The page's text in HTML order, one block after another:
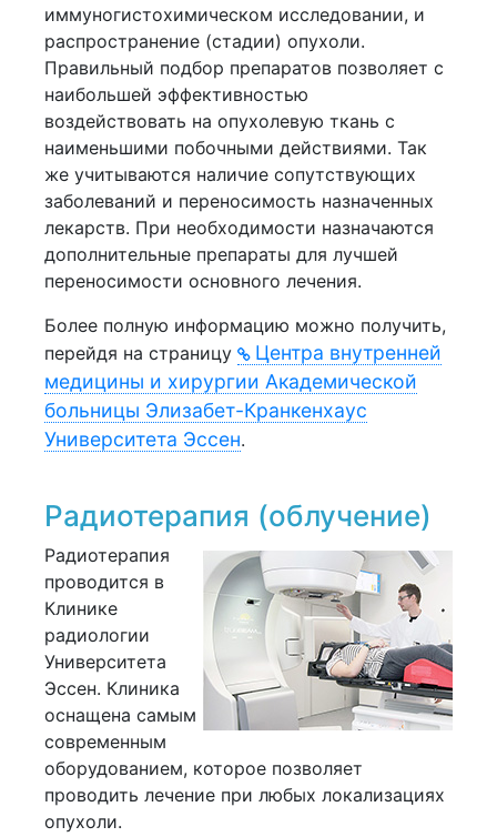
иммуногистохимическом исследовании, и
распространение (стадии) опухоли.
Правильный подбор препаратов позволяет с
наибольшей эффективностью
воздействовать на опухолевую ткань с
наименьшими побочными действиями. Так
же учитываются наличие сопутствующих
заболеваний и переносимость назначенных
лекарств. При необходимости назначаются
дополнительные препараты для лучшей
переносимости основного лечения.
Более полную информацию можно получить,
перейдя на страницу
Центра внутренней
медицины и хирургии Академической
больницы Элизабет-Кранкенхаус
Университета Эссен.
Радиотерапия (облучение)
Радиотерапия
проводится в
Клинике
радиологии
Университета
Эссен. Клиника
оснащена самым
современным
оборудованием, которое позволяет
проводить лечение при любых локализациях
опухоли.